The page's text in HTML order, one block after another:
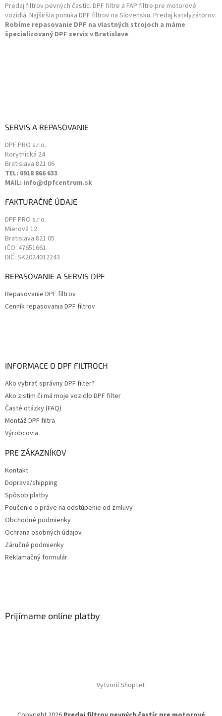
Predaj filtrov pevných častíc. DPF filtre a FAP filtre pre motorové
vozidlá. Najširšia ponuka DPF filtrov na Slovensku. Predaj katalyzátorov.
Robíme repasovanie DPF na vlastných strojoch a máme
špecializovaný DPF servis v Bratislave.
SERVIS A REPASOVANIE
DPF PRO s.r.o.
Korytnická 24
Bratislava 821 06
TEL: 0918 866 633
MAIL: info@dpfcentrum.sk
FAKTURAČNÉ ÚDAJE
DPF PRO s.r.o.
Mierová 12
Bratislava 821 05
IČO: 47651661
DIČ: SK2024012243
REPASOVANIE A SERVIS DPF
Repasovanie DPF filtrov
Cenník repasovania DPF filtrov
INFORMACE O DPF FILTROCH
Ako vybrať správny DPF filter?
Ako zistím či má moje vozidlo DPF filter
Časté otázky (FAQ)
Montáž DPF filtra
Výrobcovia
PRE ZÁKAZNÍKOV
Kontakt
Doprava/shipping
Spôsob platby
Poučenie o práve na odstúpenie od zmluvy
Obchodné podmienky
Ochrana osobných údajov
Záručné podmienky
Reklamačný formulár
Prijímame online platby
Vytvoril Shoptet